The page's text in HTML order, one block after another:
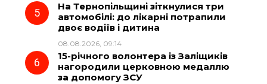
На Тернопільщині зіткнулися три
автомобілі: до лікарні потрапили
двоє водіїв і дитина
08.08.2026, 09:14
15-річного волонтера із Заліщиків
нагородили церковною медаллю
за допомогу ЗСУ